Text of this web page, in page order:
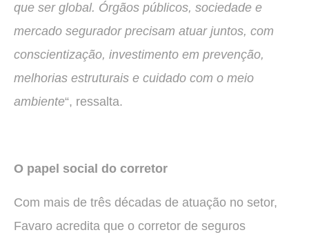
que ser global. Órgãos públicos, sociedade e
mercado segurador precisam atuar juntos, com
conscientização, investimento em prevenção,
melhorias estruturais e cuidado com o meio
ambiente“, ressalta.
O papel social do corretor
Com mais de três décadas de atuação no setor,
Favaro acredita que o corretor de seguros